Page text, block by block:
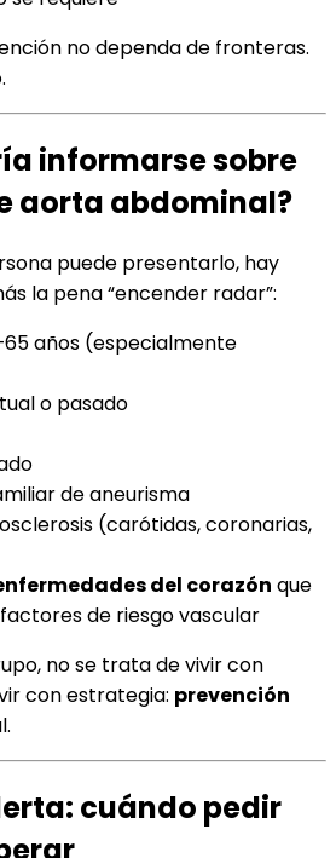
no dependa de fronteras.
informarse sobre
aorta abdominal?
puede presentarlo, hay
la pena “encender radar”:
años (especialmente
o pasado
de aneurisma
(carótidas, coronarias,
del corazón que
de riesgo vascular
no se trata de vivir con
con estrategia: prevención
cuándo pedir